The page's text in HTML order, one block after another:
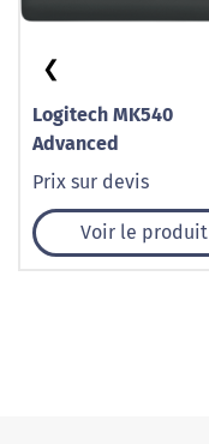
Logitech MK540
Advanced
Prix sur devis
Voir le produit
❮